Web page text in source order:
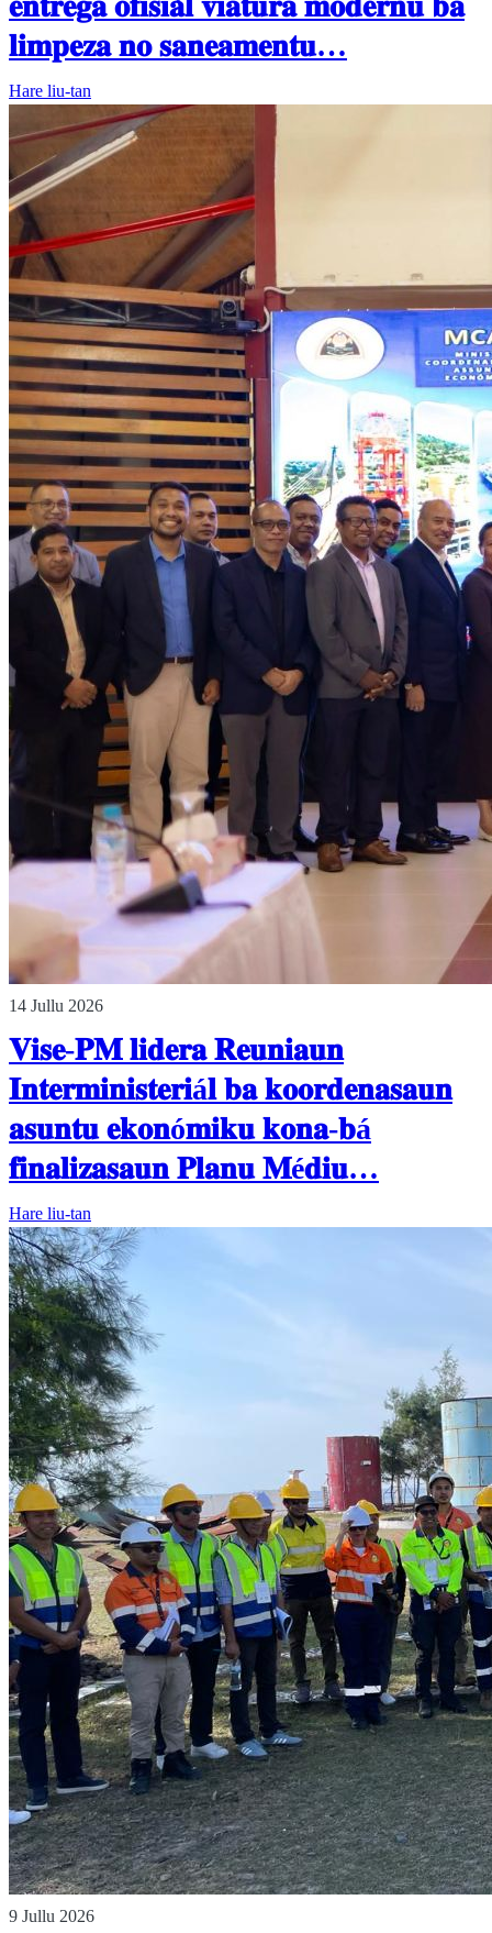
𝐥𝐢𝐦𝐩𝐞𝐳𝐚 𝐧𝐨 𝐬𝐚𝐧𝐞𝐚𝐦𝐞𝐧𝐭𝐮…
Hare liu-tan
14 Jullu 2026
𝐕𝐢𝐬𝐞-𝐏𝐌 𝐥𝐢𝐝𝐞𝐫𝐚 𝐑𝐞𝐮𝐧𝐢𝐚𝐮𝐧
𝐈𝐧𝐭𝐞𝐫𝐦𝐢𝐧𝐢𝐬𝐭𝐞𝐫𝐢á𝐥 𝐛𝐚 𝐤𝐨𝐨𝐫𝐝𝐞𝐧𝐚𝐬𝐚𝐮𝐧
𝐚𝐬𝐮𝐧𝐭𝐮 𝐞𝐤𝐨𝐧ó𝐦𝐢𝐤𝐮 𝐤𝐨𝐧𝐚-𝐛á
𝐟𝐢𝐧𝐚𝐥𝐢𝐳𝐚𝐬𝐚𝐮𝐧 𝐏𝐥𝐚𝐧𝐮 𝐌é𝐝𝐢𝐮…
Hare liu-tan
9 Jullu 2026